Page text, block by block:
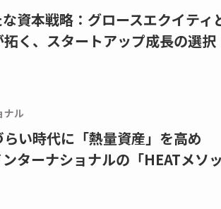
資本戦略：グロースエクイティ
く、スタートアップ成長の選択
ナル
い時代に「熱量資産」を高め
ターナショナルの「HEATメソッ